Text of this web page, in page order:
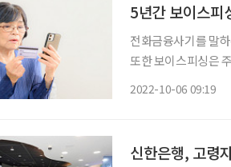
5년간 보이스피
전화금융사기를 말
또한 보이스피싱은
2022-10-06 09:19
신한은행, 고령